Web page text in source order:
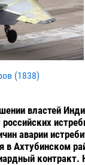
(1838)
властей
российских
аварии
в Ахтубинском
контракт.